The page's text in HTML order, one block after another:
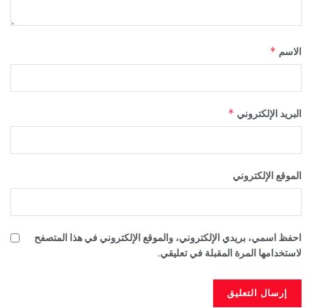
الاسم*
البريد الإلكتروني*
الموقع الإلكتروني
احفظ اسمي، بريدي الإلكتروني، والموقع الإلكتروني في هذا المتصفح
لاستخدامها المرة المقبلة في تعليقي.